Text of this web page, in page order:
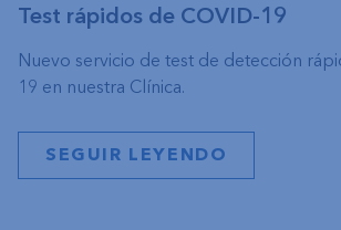
Test rápidos de COVID-19
Nuevo servicio de test de detección
19 en nuestra Clínica.
SEGUIR LEYENDO